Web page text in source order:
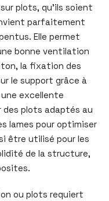
plots, qu’ils soient
parfaitement
Elle permet
bonne ventilation
la fixation des
le support grâce à
excellente
plots adaptés au
lames pour optimiser
être utilisé pour les
de la structure,
ou plots requiert